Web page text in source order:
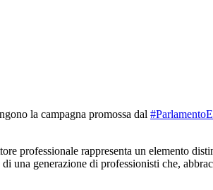
la campagna promossa dal
professionale rappresenta un elemento
una generazione di professionisti che,